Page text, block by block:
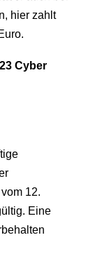
hier zahlt
Cyber
12.
Eine